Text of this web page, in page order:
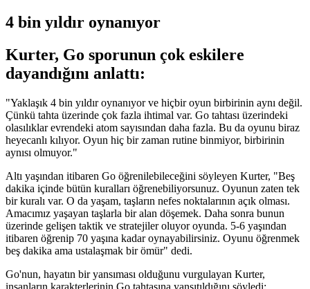
4 bin yıldır oynanıyor
Kurter, Go sporunun çok eskilere
dayandığını anlattı:
"Yaklaşık 4 bin yıldır oynanıyor ve hiçbir oyun birbirinin aynı değil.
Çünkü tahta üzerinde çok fazla ihtimal var. Go tahtası üzerindeki
olasılıklar evrendeki atom sayısından daha fazla. Bu da oyunu biraz
heyecanlı kılıyor. Oyun hiç bir zaman rutine binmiyor, birbirinin
aynısı olmuyor."
Altı yaşından itibaren Go öğrenilebileceğini söyleyen Kurter, "Beş
dakika içinde bütün kuralları öğrenebiliyorsunuz. Oyunun zaten tek
bir kuralı var. O da yaşam, taşların nefes noktalarının açık olması.
Amacımız yaşayan taşlarla bir alan döşemek. Daha sonra bunun
üzerinde gelişen taktik ve stratejiler oluyor oyunda. 5-6 yaşından
itibaren öğrenip 70 yaşına kadar oynayabilirsiniz. Oyunu öğrenmek
beş dakika ama ustalaşmak bir ömür" dedi.
Go'nun, hayatın bir yansıması olduğunu vurgulayan Kurter,